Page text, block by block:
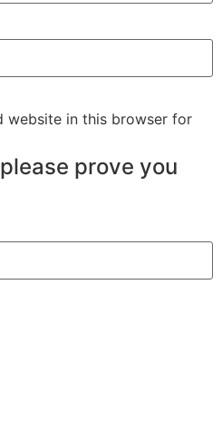
website in this browser for
prove you